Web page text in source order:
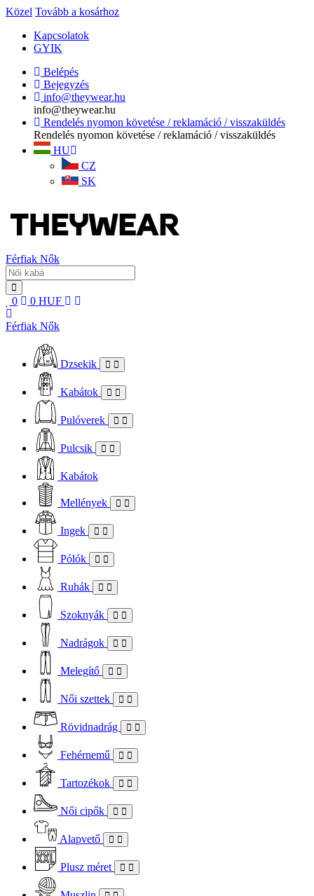
Közel Tovább a kosárhoz
Kapcsolatok
GYIK
Belépés
Bejegyzés
info@theywear.hu
info@theywear.hu
Rendelés nyomon követése / reklamáció / visszaküldés
Rendelés nyomon követése / reklamáció / visszaküldés
HU
CZ
SK
Férfiak Nők
0 0 HUF
Férfiak Nők
Dzsekik
Kabátok
Pulóverek
Pulcsik
Kabátok
Mellények
Ingek
Pólók
Ruhák
Szoknyák
Nadrágok
Melegítő
Női szettek
Rövidnadrág
Fehérnemű
Tartozékok
Női cipők
Alapvető
Plusz méret